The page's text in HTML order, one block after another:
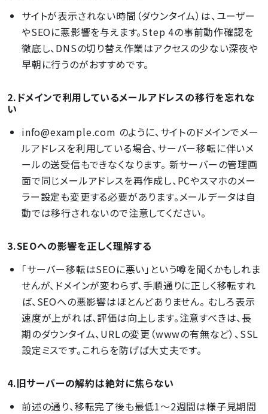
サイトが表示されない時間（ダウンタイム）は、ユーザー
やSEOに悪影響を与えます。Step 4の事前動作確認を
徹底し、DNSの切り替え作業はアクセスの少ない深夜や
早朝に行うのがおすすめです。
2.ドメインで利用しているメールアドレスの移行を忘れな
い
info@example.com のように、サイトのドメインでメー
ルアドレスを利用している場合、サーバー移転に伴いメ
ールの送受信もできなくなります。 新サーバーの管理画
面で同じメールアドレスを再作成し、PCやスマホのメー
ラー設定も変更する必要があります。メールデータは自
動では移行されないので注意してください。
3.SEOへの影響を正しく理解する
「サーバー移転はSEOに悪い」という噂を聞くかもしれま
せんが、ドメインが変わらず、手順通りに正しく移転すれ
ば、SEOへの悪影響はほとんどありません。 むしろ表示
速度が上がれば、評価は向上します。注意すべきは、長
期のダウンタイム、URLの変更（wwwの有無など）、SSL
設定ミスです。これらを防げば大丈夫です。
4.旧サーバーの解約は絶対に焦らない
前述の通り、移転完了後も最低1〜2週間は様子見期間